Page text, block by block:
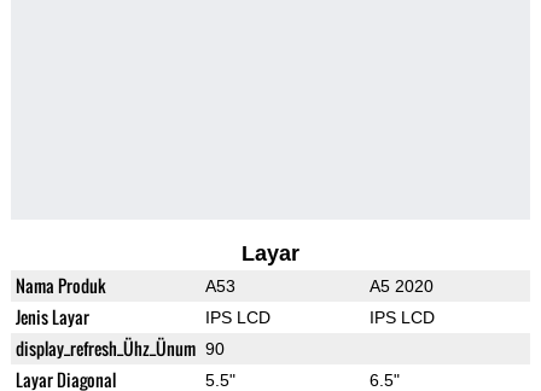
Layar
Nama Produk A53 A5 2020
Jenis Layar IPS LCD IPS LCD
display_refresh_Ühz_Ünum 90
Layar Diagonal 5.5" 6.5"